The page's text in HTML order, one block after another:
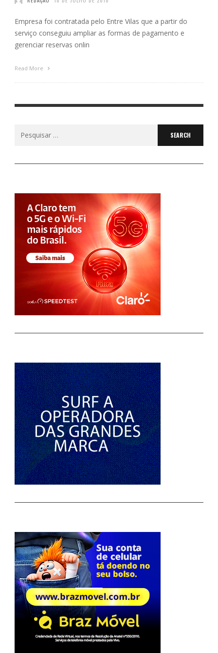
Empresa foi contratada pelo Entre Vilas que a partir do
serviço conseguiu ampliar as formas de pagamento e
gerenciar reservas onlin
Read More